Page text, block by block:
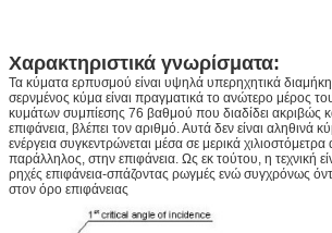
Χαρακτηριστικά γνωρίσματα:
Τα κύματα ερπυσμού είναι υψηλά υπερηχητικά
σερνμένος κύμα είναι πραγματικά το ανώτερο μέρος
κυμάτων συμπίεσης 76 βαθμού που διαδίδει ακριβώς
επιφάνεια, βλέπει τον αριθμό. Αυτά δεν είναι αληθινά
ενέργεια συγκεντρώνεται μέσα σε μερικά
παράλληλος, στην επιφάνεια. Ως εκ τούτου, η τεχνική
ρηχές επιφάνεια-σπάζοντας ρωγμές ενώ συγχρόνως
στον όρο επιφάνειας